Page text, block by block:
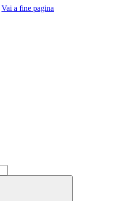
Vai a fine pagina